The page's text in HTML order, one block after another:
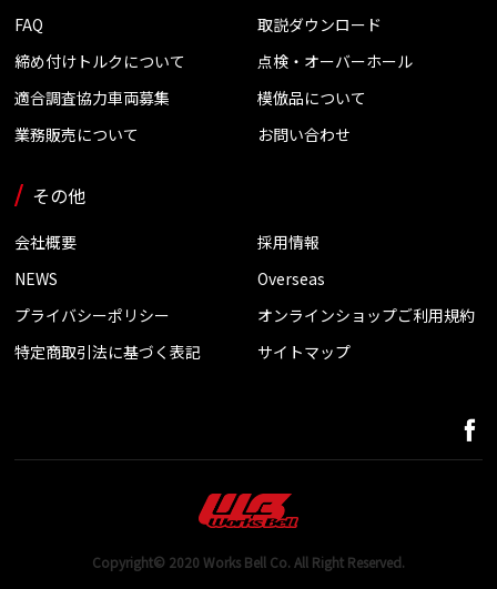
FAQ
取説ダウンロード
締め付けトルクについて
点検・オーバーホール
適合調査協力車両募集
模倣品について
業務販売について
お問い合わせ
その他
会社概要
採用情報
NEWS
Overseas
プライバシーポリシー
オンラインショップご利用規約
特定商取引法に基づく表記
サイトマップ
Copyright© 2020 Works Bell Co. All Right Reserved.